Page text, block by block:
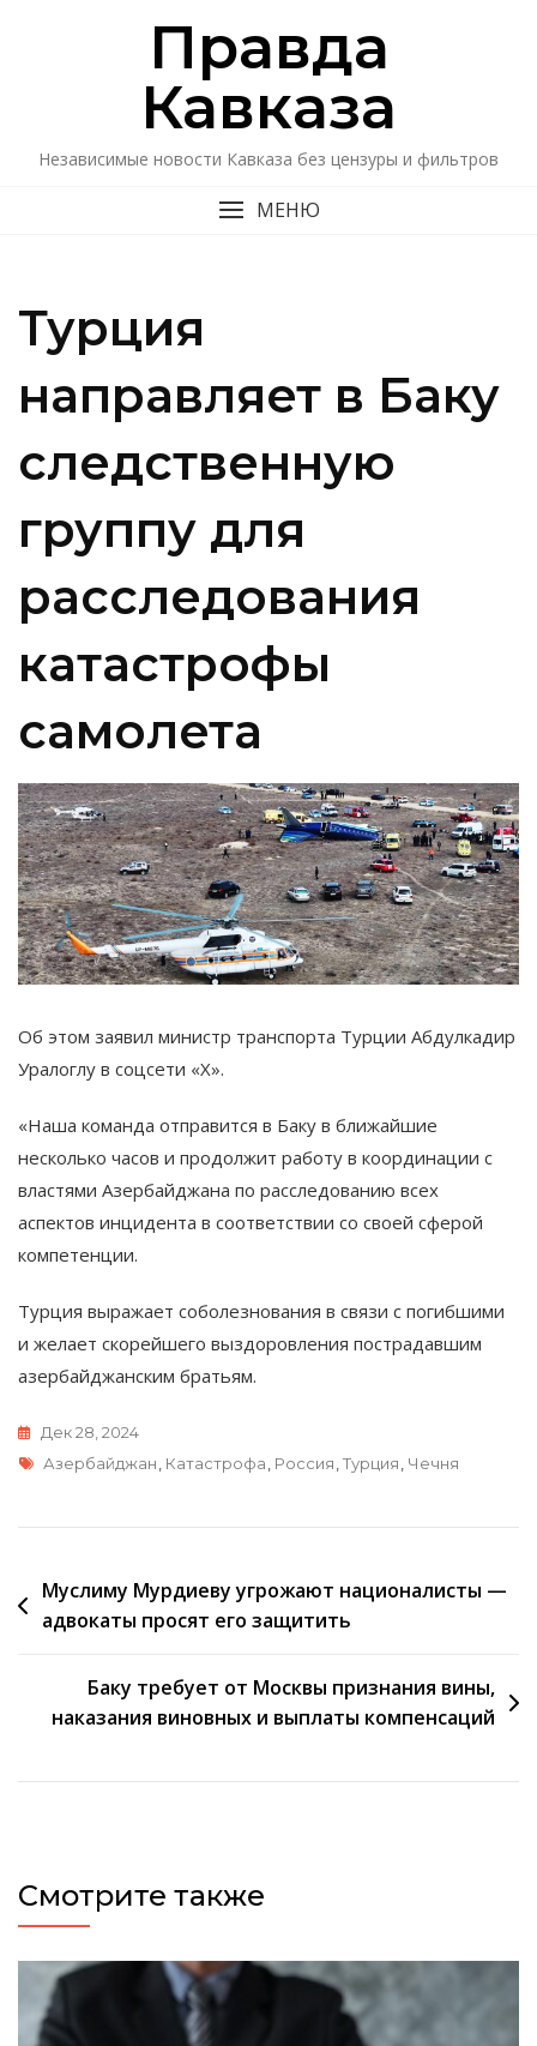
Правда
Кавказa
Независимые новости Кавказа без цензуры и фильтров
МЕНЮ
Турция
направляет в Баку
следственную
группу для
расследования
катастрофы
самолета
Об этом заявил министр транспорта Турции Абдулкадир
Уралоглу в соцсети «Х».
«Наша команда отправится в Баку в ближайшие
несколько часов и продолжит работу в координации с
властями Азербайджана по расследованию всех
аспектов инцидента в соответствии со своей сферой
компетенции.
Турция выражает соболезнования в связи с погибшими
и желает скорейшего выздоровления пострадавшим
азербайджанским братьям.
Дек 28, 2024
Метки
Азербайджан Катастрофа Россия Турция Чечня
Навигация
по
Муслиму Мурдиеву угрожают националисты —
адвокаты просят его защитить
Баку требует от Москвы признания вины,
наказания виновных и выплаты компенсаций
Смотрите также